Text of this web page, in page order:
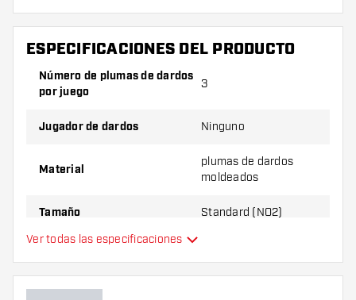
Estas plumas sólo se puede utilizar con las cañas
Cuesoul.
¡Consejo de Dartshopper!
Asegúrate de tener suficientes plumas y cañas.
Estas pueden dañarse o romperse con el uso.
Prueba una forma, un material o un grosor
diferente de plumas para descubrir qué
variante es mejor para ti.
ESPECIFICACIONES DEL PRODUCTO
Número de plumas de dardos
por juego
3
Jugador de dardos Ninguno
Material
plumas de dardos
moldeados
Tamaño Standard (NO2)
moldeados
Ver todas las especificaciones